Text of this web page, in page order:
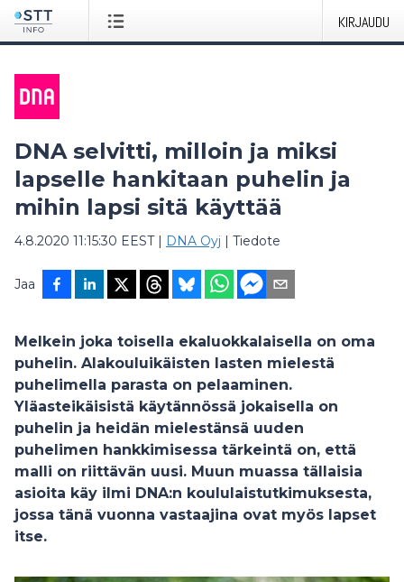
KIRJAUDU
DNA selvitti, milloin ja miksi
lapselle hankitaan puhelin ja
mihin lapsi sitä käyttää
4.8.2020 11:15:30 EEST| DNA Oyj | Tiedote
Jaa
Melkein joka toisella ekaluokkalaisella on oma
puhelin. Alakouluikäisten lasten mielestä
puhelimella parasta on pelaaminen.
Yläasteikäisistä käytännössä jokaisella on
puhelin ja heidän mielestänsä uuden
puhelimen hankkimisessa tärkeintä on, että
malli on riittävän uusi. Muun muassa tällaisia
asioita käy ilmi DNA:n koululaistutkimuksesta,
jossa tänä vuonna vastaajina ovat myös lapset
itse.